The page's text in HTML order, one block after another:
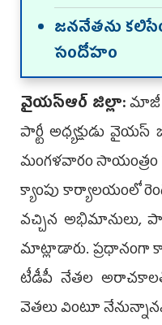
జననేతను
సందోహం
వైయ‌స్ఆర్ జిల్లా:మాజీ
పార్టీ అధ్యక్షుడు
మంగళవారం సాయంత్రం
క్యాంపు కార్యాలయంలో
వచ్చిన అభిమానులు,
మాట్లాడారు. ప్రధానంగా
టీడీపీ నేతల
వెతలు వింటూ